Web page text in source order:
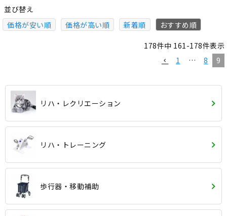
並び替え
価格が安い順
価格が高い順 新着順 おすすめ順
178件中 161 -178件表示
1
… 8 9
リハ・レクリエーション
リハ・トレーニング
歩行器・移動補助